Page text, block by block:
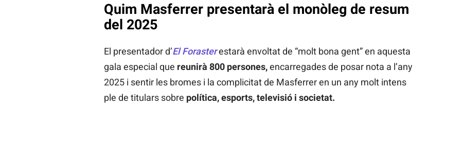
Quim Masferrer presentarà el monòleg de resum
del 2025
El presentador d’El Forasterestarà envoltat de “molt bona gent” en aquesta
gala especial que reunirà 800 persones,encarregades de posar nota a l’any
2025 i sentir les bromes i la complicitat de Masferrer en un any molt intens
ple de titulars sobre política, esports, televisió i societat.